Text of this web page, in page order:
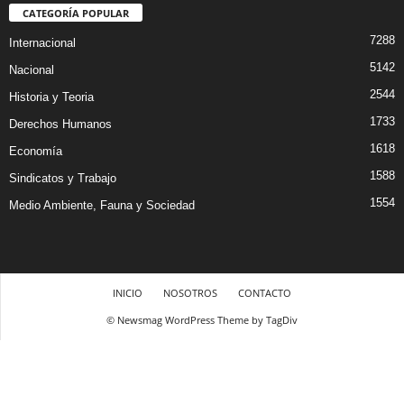
CATEGORÍA POPULAR
Internacional 7288
Nacional 5142
Historia y Teoria 2544
Derechos Humanos 1733
Economía 1618
Sindicatos y Trabajo 1588
Medio Ambiente, Fauna y Sociedad 1554
INICIO NOSOTROS
CONTACTO
© Newsmag WordPress Theme by TagDiv